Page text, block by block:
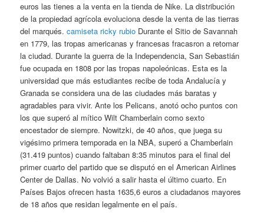
euros las tienes a la venta en la tienda de Nike. La distribución
de la propiedad agrícola evoluciona desde la venta de las tierras
del marqués.camiseta ricky rubio Durante el Sitio de Savannah
en 1779, las tropas americanas y francesas fracasron a retomar
la ciudad. Durante la guerra de la Independencia, San Sebastián
fue ocupada en 1808 por las tropas napoleónicas. Esta es la
universidad que más estudiantes recibe de toda Andalucía y
Granada se considera una de las ciudades más baratas y
agradables para vivir. Ante los Pelicans, anotó ocho puntos con
los que superó al mítico Wilt Chamberlain como sexto
encestador de siempre. Nowitzki, de 40 años, que juega su
vigésimo primera temporada en la NBA, superó a Chamberlain
(31.419 puntos) cuando faltaban 8:35 minutos para el final del
primer cuarto del partido que se disputó en el American Airlines
Center de Dallas. No volvió a salir hasta el último cuarto. En
Países Bajos ofrecen hasta 1635,6 euros a ciudadanos mayores
de 18 años que residan legalmente en el país.